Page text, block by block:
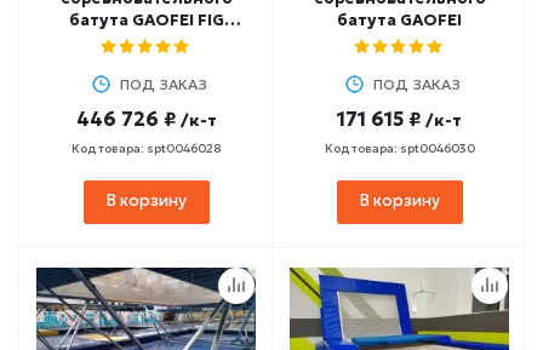
батута GAOFEI FIG
Approved
ПОД ЗАКАЗ
446 726 ₽ /к-т
Код товара: spt0046028
В корзину
батута GAOFEI
ПОД ЗАКАЗ
171 615 ₽ /к-т
Код товара: spt0046030
В корзину